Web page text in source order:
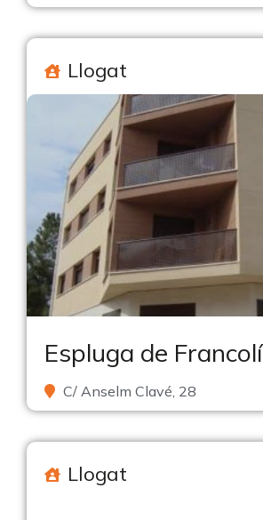
Llogat
Espluga de Francolí
C/ Anselm Clavé, 28
Llogat